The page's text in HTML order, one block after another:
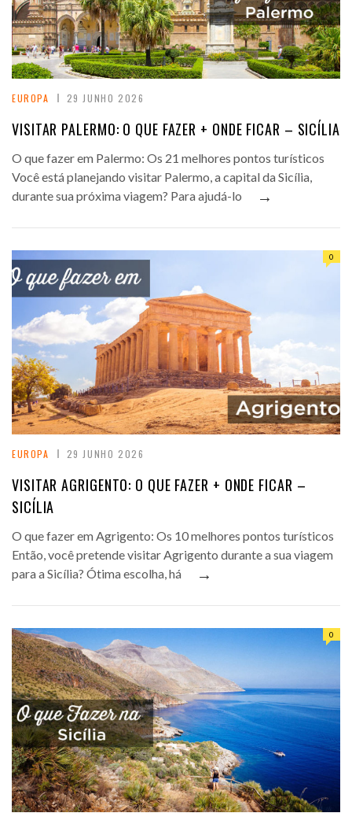
EUROPA 29 JUNHO 2026
VISITAR PALERMO: O QUE FAZER + ONDE FICAR – SICÍLIA
O que fazer em Palermo: Os 21 melhores pontos turísticos
Você está planejando visitar Palermo, a capital da Sicília,
durante sua próxima viagem? Para ajudá-lo
→
0
EUROPA 29 JUNHO 2026
VISITAR AGRIGENTO: O QUE FAZER + ONDE FICAR –
SICÍLIA
O que fazer em Agrigento: Os 10 melhores pontos turísticos
Então, você pretende visitar Agrigento durante a sua viagem
para a Sicília? Ótima escolha, há
→
0